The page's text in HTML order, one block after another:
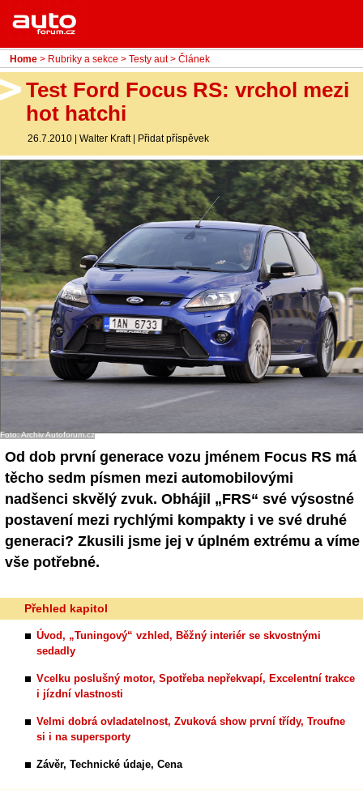
Home
Rubriky
- Testy aut
- Jízdní dojmy a další testy
- Představení
- Fascinace a historie
- Život řidiče
- Tuning
- Technika
- Zajímavosti
- Ostatní
Diskuzní fórum
Sledujte nás!
Home > Rubriky a sekce > Testy aut> Článek
Test Ford Focus RS: vrchol mezi
hot hatchi
26.7.2010 | Walter Kraft| Přidat příspěvek
Foto: Archiv Autoforum.cz
Od dob první generace vozu jménem Focus RS má
těcho sedm písmen mezi automobilovými
nadšenci skvělý zvuk. Obhájil „FRS“ své výsostné
postavení mezi rychlými kompakty i ve své druhé
generaci? Zkusili jsme jej v úplném extrému a víme
vše potřebné.
Přehled kapitol
Úvod, „Tuningový“ vzhled, Běžný interiér se skvostnými
sedadly
Vcelku poslušný motor, Spotřeba nepřekvapí, Excelentní trakce
i jízdní vlastnosti
Velmi dobrá ovladatelnost, Zvuková show první třídy, Troufne
si i na supersporty
Závěr, Technické údaje, Cena